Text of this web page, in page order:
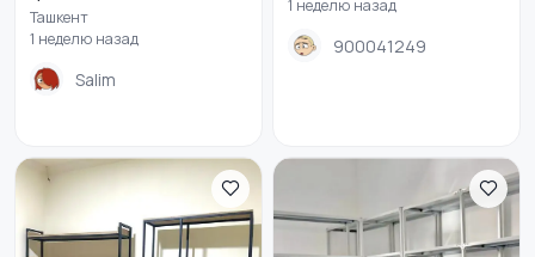
Кровати и матрасы
Диваны и кресла2
Оформление
интерьера
Ташкент
1 неделю назад
Salim
1 неделю назад
900041249